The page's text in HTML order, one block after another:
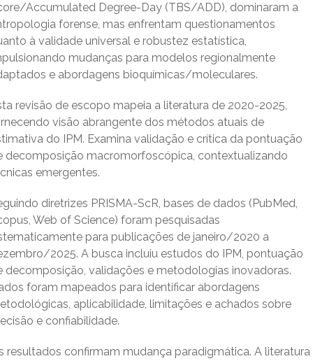
Accumulated Degree-Day (TBS/ADD), dominaram a
forense, mas enfrentam questionamentos
à validade universal e robustez estatística,
mudanças para modelos regionalmente
e abordagens bioquímicas/moleculares.
revisão de escopo mapeia a literatura de 2020-2025,
visão abrangente dos métodos atuais de
do IPM. Examina validação e crítica da pontuação
decomposição macromorfoscópica, contextualizando
emergentes.
diretrizes PRISMA-ScR, bases de dados (PubMed,
Web of Science) foram pesquisadas
para publicações de janeiro/2020 a
2025. A busca incluiu estudos do IPM, pontuação
decomposição, validações e metodologias inovadoras.
foram mapeados para identificar abordagens
aplicabilidade, limitações e achados sobre
e confiabilidade.
resultados confirmam mudança paradigmática. A literatura